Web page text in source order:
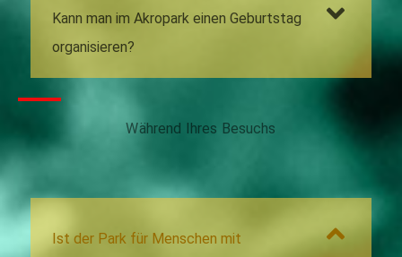
Kann man im Akropark einen Geburtstag
organisieren?
Während Ihres Besuchs
Ist der Park für Menschen mit